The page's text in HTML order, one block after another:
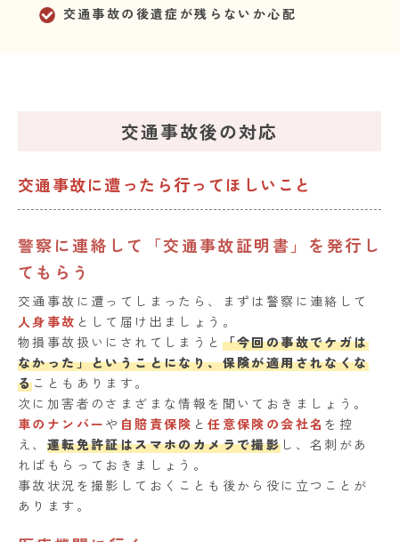
交通事故の後遺症が残らないか心配
交通事故後の対応
交通事故に遭ったら行ってほしいこと
警察に連絡して「交通事故証明書」を発行し
てもらう
交通事故に遭ってしまったら、まずは警察に連絡して
人身事故 として届け出ましょう。
物損事故扱いにされてしまうと 「今回の事故でケガは
なかった」ということになり、保険が適用されなくな
ることもあります。
次に加害者のさまざまな情報を聞いておきましょう。
車のナンバー や 自賠責保険 と任意保険の会社名 を控
え、 運転免許証はスマホのカメラで撮影 し、名刺があ
ればもらっておきましょう。
事故状況を撮影しておくことも後から役に立つことが
あります。